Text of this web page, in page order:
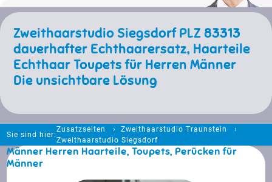
>
Zweithaarstudio Siegsdorf PLZ 83313
dauerhafter Echthaarersatz, Haarteile
Echthaar Toupets für Herren Männer
Die unsichtbare Lösung
Sie sind hier:
Zusatzseiten
Zweithaarstudio Traunstein
Zweithaarstudio Siegsdorf
Männer Herren Haarteile, Toupets, Perücken für
Männer